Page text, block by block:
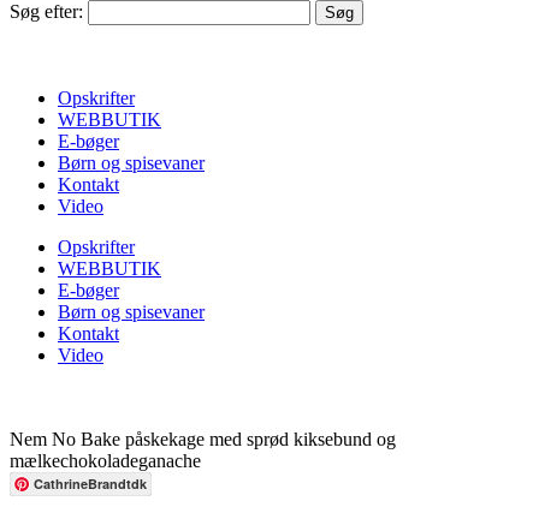
Søg efter:
Opskrifter
WEBBUTIK
E-bøger
Børn og spisevaner
Kontakt
Video
Opskrifter
WEBBUTIK
E-bøger
Børn og spisevaner
Kontakt
Video
Nem No Bake påskekage med sprød kiksebund og
mælkechokoladeganache
CathrineBrandtdk